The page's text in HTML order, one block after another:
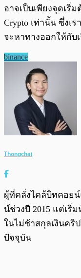
อาจเป็นเพียงจุดเริ่
Crypto เท่านั้น ซึ่งเ
จะหาทางออกให้กับ
binance
Thongchai
ผู้ที่คลั่งไคล้บิทคอยน์
น์ช่วงปี 2015 แต่เริ่
ในไม่ช้าสกุลเงินคริ
ปัจจุบัน